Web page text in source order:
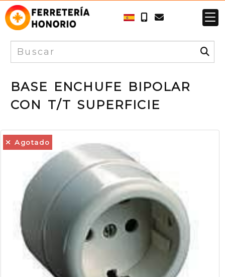
BASE ENCHUFE BIPOLAR
CON T/T SUPERFICIE
Agotado